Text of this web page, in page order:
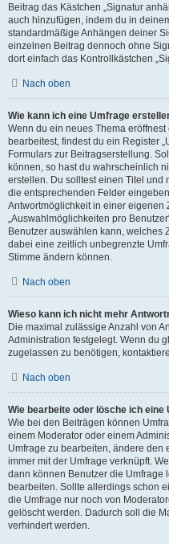
Beitrag das Kästchen „Signatur
auch hinzufügen, indem du in
standardmäßige Anhängen deiner
einzelnen Beitrag dennoch ohne
dort einfach das Kontrollkästchen
Nach oben
Wie kann ich eine Umfrage
Wenn du ein neues Thema
bearbeitest, findest du ein Register
Formulars zur Beitragserstellung.
können, so hast du wahrscheinlich
erstellen. Du solltest einen Titel und
die entsprechenden Felder
Antwortmöglichkeit in einer eigenen
„Auswahlmöglichkeiten pro
Benutzer auswählen kann, welches
dabei eine zeitlich unbegrenzte
Stimme ändern können.
Nach oben
Wieso kann ich nicht mehr
Die maximal zulässige Anzahl von
Administration festgelegt. Wenn du
zugelassen zu benötigen,
Nach oben
Wie bearbeite oder lösche ich eine
Wie bei den Beiträgen können
einem Moderator oder einem
Umfrage zu bearbeiten, ändere den
immer mit der Umfrage verknüpft.
dann können Benutzer die Umfrage
bearbeiten. Sollte allerdings schon
die Umfrage nur noch von
gelöscht werden. Dadurch soll die
verhindert werden.